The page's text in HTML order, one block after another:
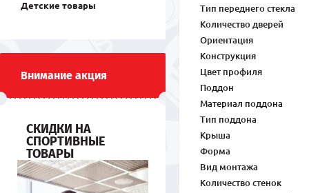
Тип переднего стекла
Количество дверей
Ориентация
Конструкция
Цвет профиля
Поддон
Материал поддона
Тип поддона
Крыша
Форма
Вид монтажа
Количество стенок
Детские товары
Внимание акция
СКИДКИ НА
СПОРТИВНЫЕ
ТОВАРЫ